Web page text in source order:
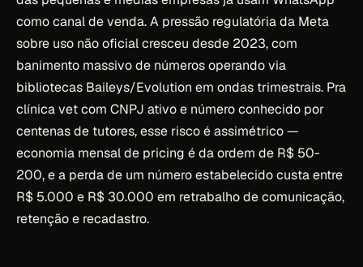
como canal de venda. A pressão regulatória da Meta
sobre uso não oficial cresceu desde 2023, com
banimento massivo de números operando via
bibliotecas Baileys/Evolution em ondas trimestrais. Pra
clínica vet com CNPJ ativo e número conhecido por
centenas de tutores, esse risco é assimétrico —
economia mensal de pricing é da ordem de R$ 50-
200, e a perda de um número estabelecido custa entre
R$ 5.000 e R$ 30.000 em retrabalho de comunicação,
retenção e recadastro.